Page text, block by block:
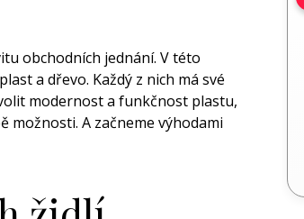
obchodních jednání. V této
a dřevo. Každý z nich má své
modernost a funkčnost plastu,
možnosti. A začneme výhodami